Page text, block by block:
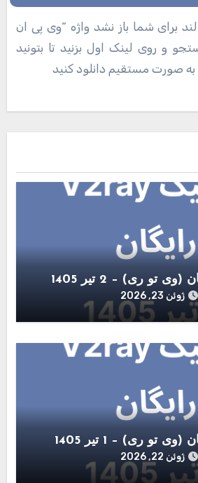
برای شما باز نشد واژه “وی پی ان
و روی لینک اول بزنید تا بتونید
صورت مستقیم دانلود کنید
تو ری) – 2 تیر 1405
ژوئن 23, 2026
تو ری) – 1 تیر 1405
ژوئن 22, 2026